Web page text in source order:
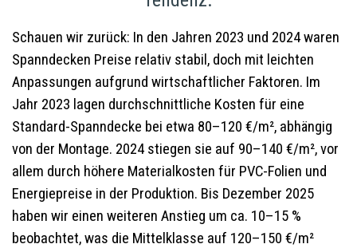
Schauen wir zurück: In den Jahren 2023 und 2024 waren
Spanndecken Preise relativ stabil, doch mit leichten
Anpassungen aufgrund wirtschaftlicher Faktoren. Im
Jahr 2023 lagen durchschnittliche Kosten für eine
Standard-Spanndecke bei etwa 80–120 €/m², abhängig
von der Montage. 2024 stiegen sie auf 90–140 €/m², vor
allem durch höhere Materialkosten für PVC-Folien und
Energiepreise in der Produktion. Bis Dezember 2025
haben wir einen weiteren Anstieg um ca. 10–15 %
beobachtet, was die Mittelklasse auf 120–150 €/m²